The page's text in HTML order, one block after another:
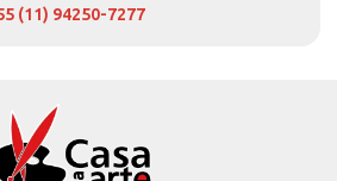
(11) 94250-7277